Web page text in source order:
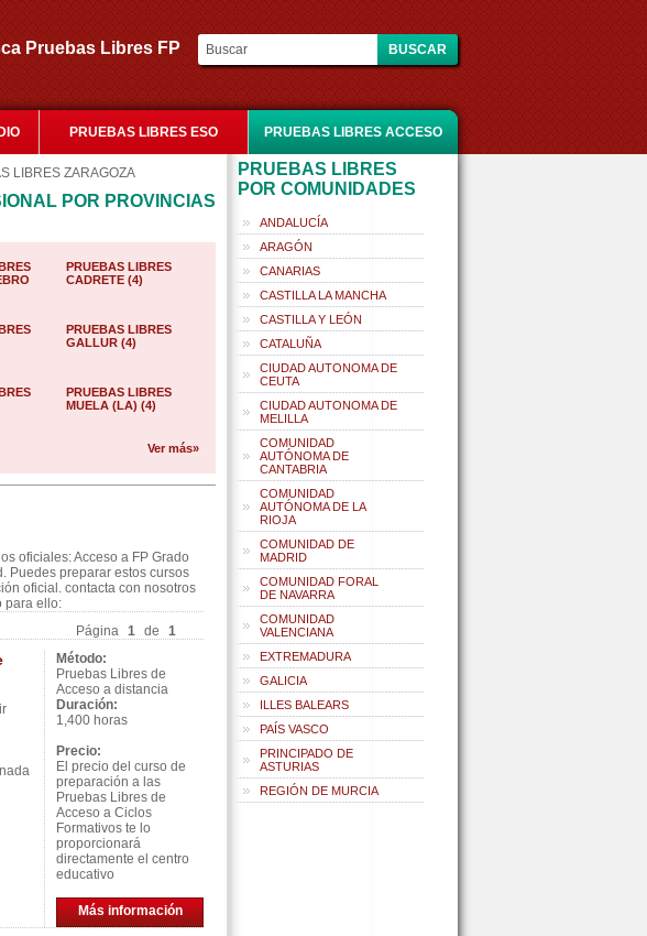
Pruebas Libres FP
PRUEBAS LIBRES ESO PRUEBAS LIBRES ACCESO
LIBRES ZARAGOZA
POR PROVINCIAS
PRUEBAS LIBRES
CADRETE (4)
PRUEBAS LIBRES
GALLUR (4)
PRUEBAS LIBRES
MUELA (LA) (4)
Ver más»
oficiales: Acceso a FP Grado
Puedes preparar estos cursos
oficial. contacta con nosotros
para ello:
Página 1 de 1
Método:
Pruebas Libres de
Acceso a distancia
Duración:
1,400 horas
Precio:
El precio del curso de
preparación a las
Pruebas Libres de
Acceso a Ciclos
Formativos te lo
proporcionará
directamente el centro
educativo
Más información
PRUEBAS LIBRES
POR COMUNIDADES
ANDALUCÍA
ARAGÓN
CANARIAS
CASTILLA LA MANCHA
CASTILLA Y LEÓN
CATALUÑA
CIUDAD AUTONOMA DE
CEUTA
CIUDAD AUTONOMA DE
MELILLA
COMUNIDAD
AUTÓNOMA DE
CANTABRIA
COMUNIDAD
AUTÓNOMA DE LA
RIOJA
COMUNIDAD DE
MADRID
COMUNIDAD FORAL
DE NAVARRA
COMUNIDAD
VALENCIANA
EXTREMADURA
GALICIA
ILLES BALEARS
PAÍS VASCO
PRINCIPADO DE
ASTURIAS
REGIÓN DE MURCIA